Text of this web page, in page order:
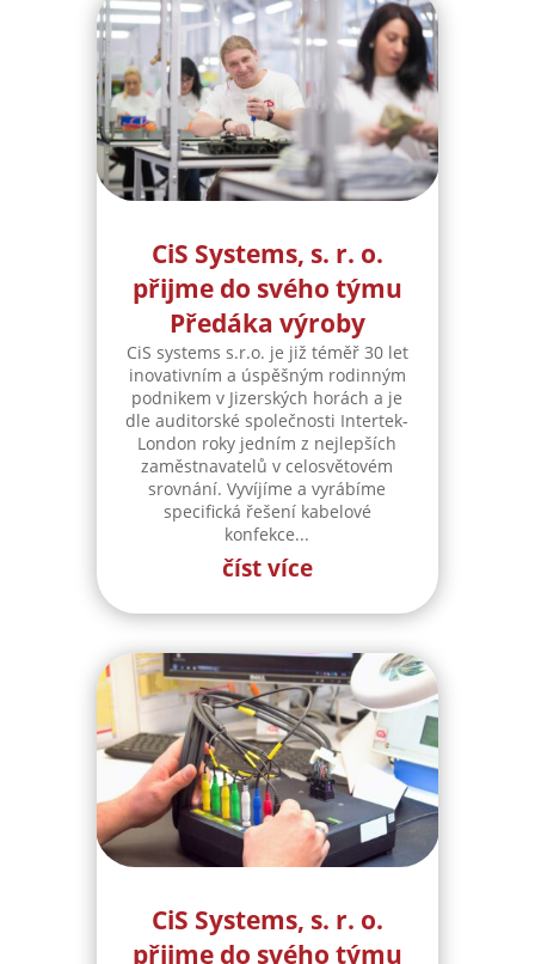
CiS Systems, s. r. o.
přijme do svého týmu
Předáka výroby
CiS systems s.r.o. je již téměř 30 let
inovativním a úspěšným rodinným
podnikem v Jizerských horách a je
dle auditorské společnosti Intertek-
London roky jedním z nejlepších
zaměstnavatelů v celosvětovém
srovnání. Vyvíjíme a vyrábíme
specifická řešení kabelové
konfekce...
číst více
CiS Systems, s. r. o.
přijme do svého týmu